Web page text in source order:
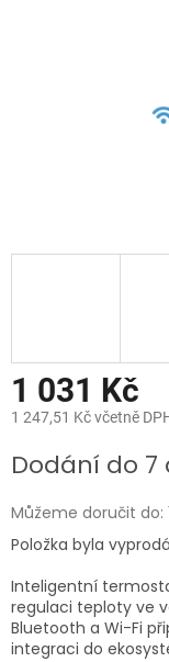
1 031 Kč
1 247,51 Kč včetně
cena:
Dodání do 7
Můžeme doručit do:
Položka byla
Inteligentní
regulaci teploty ve
Bluetooth a Wi-Fi
integraci do